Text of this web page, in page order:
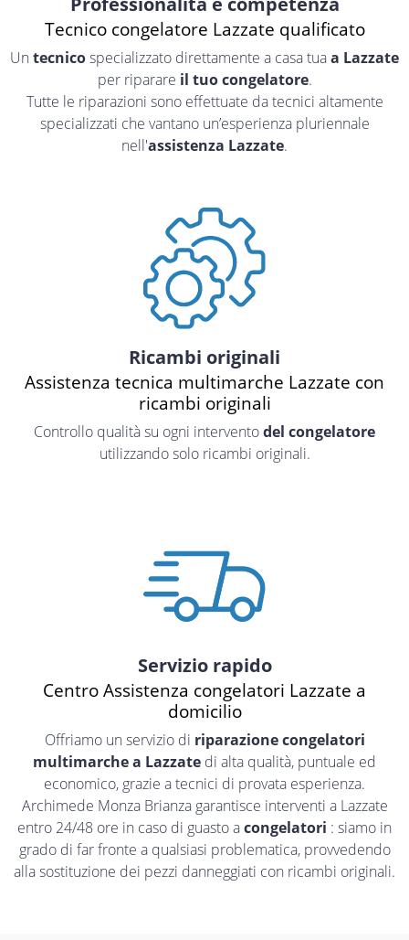
Tecnico congelatore Lazzate qualificato
Un tecnicospecializzato direttamente a casa tuaa Lazzate
per riparare il tuo congelatore.
Tutte le riparazioni sono effettuate da tecnici altamente
specializzati che vantano un’esperienza pluriennale
nell'assistenza Lazzate.
Ricambi originali
Assistenza tecnica multimarche Lazzate con
ricambi originali
Controllo qualità su ogni interventodel congelatore
utilizzando solo ricambi originali.
Servizio rapido
Centro Assistenza congelatori Lazzate a
domicilio
Offriamo un servizio di riparazione congelatori
multimarche a Lazzate di alta qualità, puntuale ed
economico, grazie a tecnici di provata esperienza.
Archimede Monza Brianza garantisce interventi a Lazzate
entro 24/48 ore in caso di guasto acongelatori : siamo in
grado di far fronte a qualsiasi problematica, provvedendo
alla sostituzione dei pezzi danneggiati con ricambi originali.